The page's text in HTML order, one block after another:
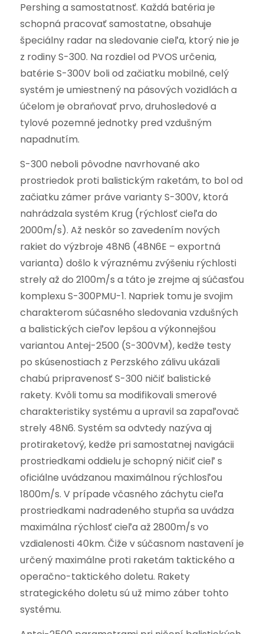
Pershing a samostatnosť. Každá batéria je
schopná pracovať samostatne, obsahuje
špeciálny radar na sledovanie cieľa, ktorý nie je
z rodiny S-300. Na rozdiel od PVOS určenia,
batérie S-300V boli od začiatku mobilné, celý
systém je umiestnený na pásových vozidlách a
účelom je obraňovať prvo, druhosledové a
tylové pozemné jednotky pred vzdušným
napadnutím.
S-300 neboli pôvodne navrhované ako
prostriedok proti balistickým raketám, to bol od
začiatku zámer práve varianty S-300V, ktorá
nahrádzala systém Krug (rýchlosť cieľa do
2000m/s). Až neskôr so zavedením nových
rakiet do výzbroje 48N6 (48N6E – exportná
varianta) došlo k výraznému zvýšeniu rýchlosti
strely až do 2100m/s a táto je zrejme aj súčasťou
komplexu S-300PMU-1. Napriek tomu je svojim
charakterom súčasného sledovania vzdušných
a balistických cieľov lepšou a výkonnejšou
variantou Antej-2500 (S-300VM), kedže testy
po skúsenostiach z Perzského zálivu ukázali
chabú pripravenosť S-300 ničiť balistické
rakety. Kvôli tomu sa modifikovali smerové
charakteristiky systému a upravil sa zapaľovač
strely 48N6. Systém sa odvtedy nazýva aj
protiraketový, kedže pri samostatnej navigácii
prostriedkami oddielu je schopný ničiť cieľ s
oficiálne uvádzanou maximálnou rýchlosľou
1800m/s. V prípade včasného záchytu cieľa
prostriedkami nadradeného stupňa sa uvádza
maximálna rýchlosť cieľa až 2800m/s vo
vzdialenosti 40km. Čiže v súčasnom nastavení je
určený maximálne proti raketám taktického a
operačno-taktického doletu. Rakety
strategického doletu sú už mimo záber tohto
systému.